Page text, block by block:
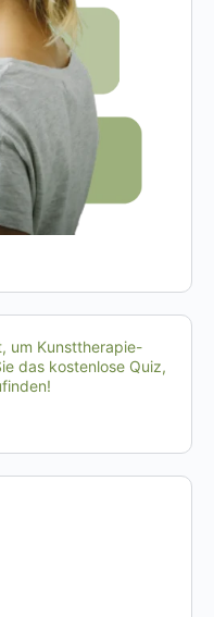
um Kunsttherapie-
das kostenlose Quiz,